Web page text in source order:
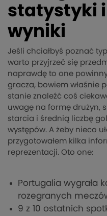
statystyki
wyniki
Jeśli chciałbyś poznać
warto przyjrzeć się
naprawdę to one
gracza, bowiem właśnie
stanie znaleźć coś
uwagę na formę drużyn,
starcia i średnią liczbę
występów. A żeby nieco
przygotowałem kilka
reprezentacji. Oto one:
Portugalia wygrała
rozegranych
9 z 10 ostatnich